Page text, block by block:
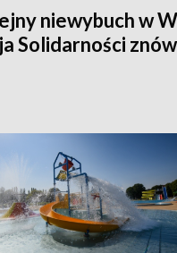
niewybuch w
Solidarności